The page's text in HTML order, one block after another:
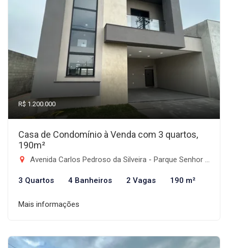
R$ 1.200.000
Casa de Condomínio à Venda com 3 quartos,
190m²
Avenida Carlos Pedroso da Silveira - Parque Senhor do Bonfim, Taubaté-SP
3 Quartos 4 Banheiros 2 Vagas 190 m²
Mais informações